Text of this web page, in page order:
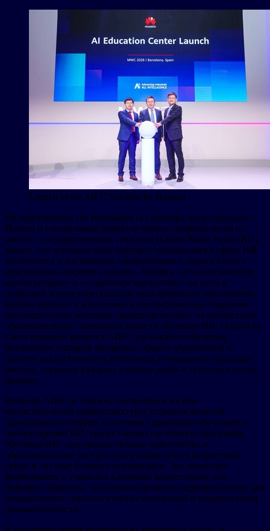
Launch of the AIEC Solution by Huawei
На мероприятии Ли Цзюньфэн (Li Junfeng), вице-президент
Huawei и генеральный директор бизнес-подразделения по
работе с государственным сектором (Global Public Sector BU),
заявил, что основная цель будущего образования в сфере ИИ
заключается в достижении «минимального порога входа и
максимально широкого охвата». Являясь «технологическим
катализатором» и «создателем экосистемы» на пути к
цифровой и интеллектуальной трансформации образования,
Huawei работает с клиентами и партнерами над созданием
инновационных решений, ориентированных на конкретные
образовательные сценарии в области обучения ИИ. Одним из
таких решений является AIEC для базового обучения,
призванное ускорить внедрение общего образования в
области искусственного интеллекта в начальных и средних
школах, открывая каждому ученику дверь в технологическое
будущее.
Решение AIEC от Huawei, построенное на базе
вычислительной инфраструктуры, сервисов моделей,
прикладных платформ и системы управления обучением и
лабораториями ИИ, предоставляет системную программу
обучения ИИ, экспериментальные приложения и
образовательные ресурсы для учащихся всех возрастных
групп в системе базового образования. Это позволяет
формировать у учащихся ключевые компетенции для
будущего общества, закладывая прочную кадровую основу для
национальных технологических инноваций и модернизации
промышленности.